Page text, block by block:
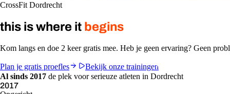
CrossFit Dordrecht
this is where it begins
Kom langs en doe 2 keer gratis mee. Heb je geen ervaring? Geen
Plan je gratis proefles
Bekijk onze trainingen
Al sinds 2017 de plek voor serieuze atleten in Dordrecht
2017